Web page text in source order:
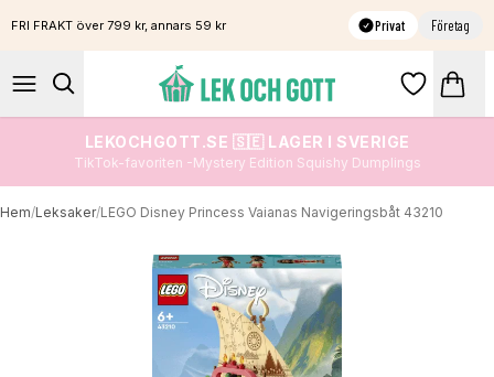
FRI FRAKT över 799 kr, annars 59 kr Privat Företag
LEKOCHGOTT.SE 🇸🇪 LAGER I SVERIGE
TikTok-favoriten -Mystery Edition Squishy Dumplings
Hem/Leksaker/LEGO Disney Princess Vaianas Navigeringsbåt 43210